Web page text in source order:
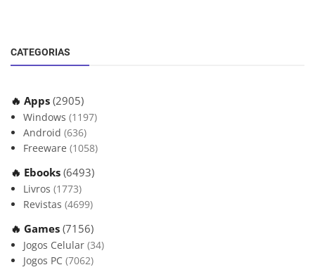
CATEGORIAS
🔥 Apps (2905)
Windows (1197)
Android (636)
Freeware (1058)
🔥 Ebooks (6493)
Livros (1773)
Revistas (4699)
🔥 Games (7156)
Jogos Celular (34)
Jogos PC (7062)